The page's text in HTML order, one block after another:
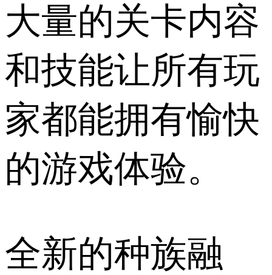
大量的关卡内容
和技能让所有玩
家都能拥有愉快
的游戏体验。
全新的种族融